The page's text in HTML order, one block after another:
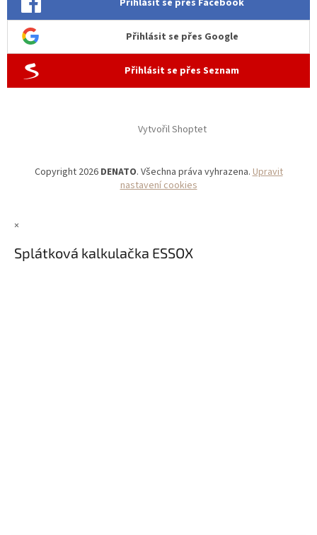
Přihlásit se přes Facebook
Přihlásit se přes Google
Přihlásit se přes Seznam
Vytvořil Shoptet
Copyright 2026 DENATO. Všechna práva vyhrazena.Upravit
nastavení cookies
×
Splátková kalkulačka ESSOX